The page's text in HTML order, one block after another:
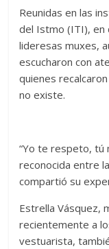
Reunidas en las
del Istmo (ITI), en
lideresas muxes,
escucharon con
quienes
no existe.
“Yo te respeto, tú
reconocida entre
compartió su
Estrella Vásquez,
recientemente a
vestuarista,